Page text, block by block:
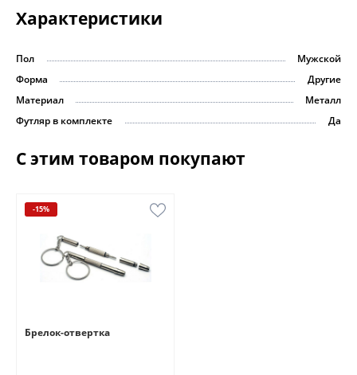
Характеристики
Пол
Мужской
Форма
Другие
Материал
Металл
Футляр в комплекте
Да
С этим товаром покупают
-15%
Брелок-отвертка